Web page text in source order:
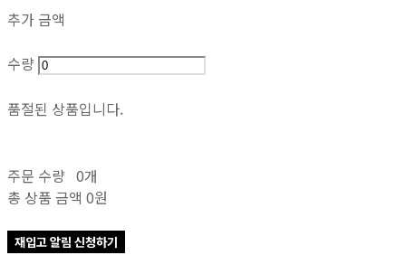
추가 금액
수량
품절된 상품입니다.
주문 수량 0개
총 상품 금액 0원
재입고 알림 신청하기